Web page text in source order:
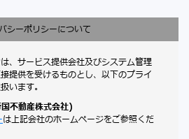
シーポリシーについて
、サービス提供会社及びシステム管理
提供を受けるものとし、以下のプライ
います。
不動産株式会社)
は上記会社のホームページをご参照くだ